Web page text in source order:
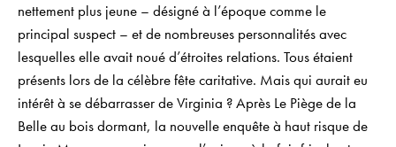
nettement plus jeune – désigné à l’époque comme le
principal suspect – et de nombreuses personnalités avec
lesquelles elle avait noué d’étroites relations. Tous étaient
présents lors de la célèbre fête caritative. Mais qui aurait eu
intérêt à se débarrasser de Virginia ? Après Le Piège de la
Belle au bois dormant, la nouvelle enquête à haut risque de